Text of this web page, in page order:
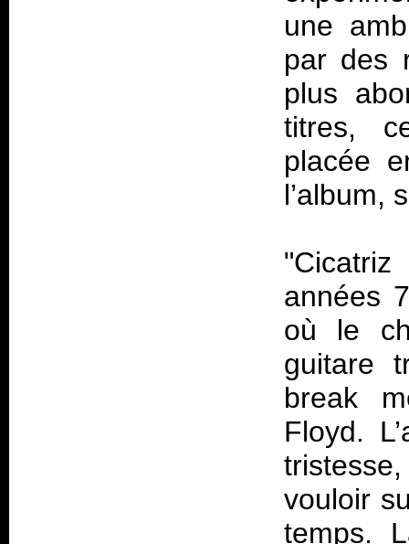
une
par des
plus
titres,
placée
l’album,
années
où le
guitare
break
Floyd.
vouloir
temps.